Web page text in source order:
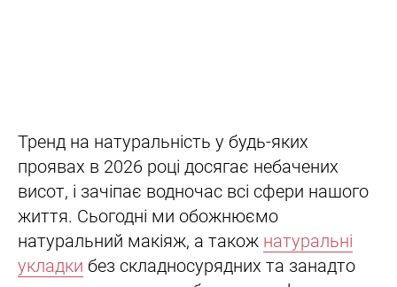
Тренд на натуральність у будь-яких
проявах в 2026 році досягає небачених
висот, і зачіпає водночас всі сфери нашого
життя. Сьогодні ми обожнюємо
натуральний макіяж, а також натуральні
укладки без складносурядних та занадто